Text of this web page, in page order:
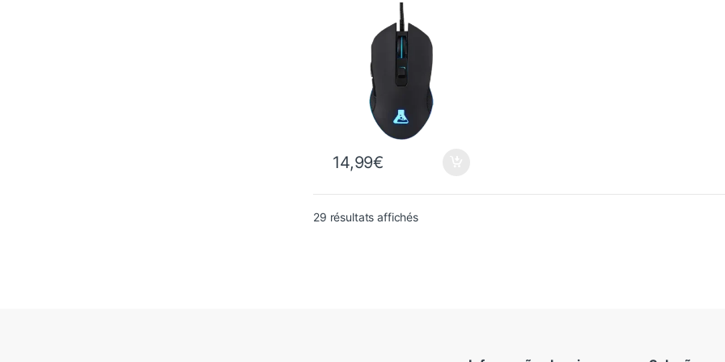
14,99€
29 résultats affichésTrié du plus récent au plus ancien